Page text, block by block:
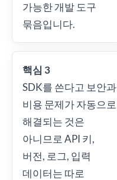
가능한 개발 도구
묶음입니다.
핵심 3
SDK를 쓴다고 보안과
비용 문제가 자동으로
해결되는 것은
아니므로 API 키,
버전, 로그, 입력
데이터는 따로